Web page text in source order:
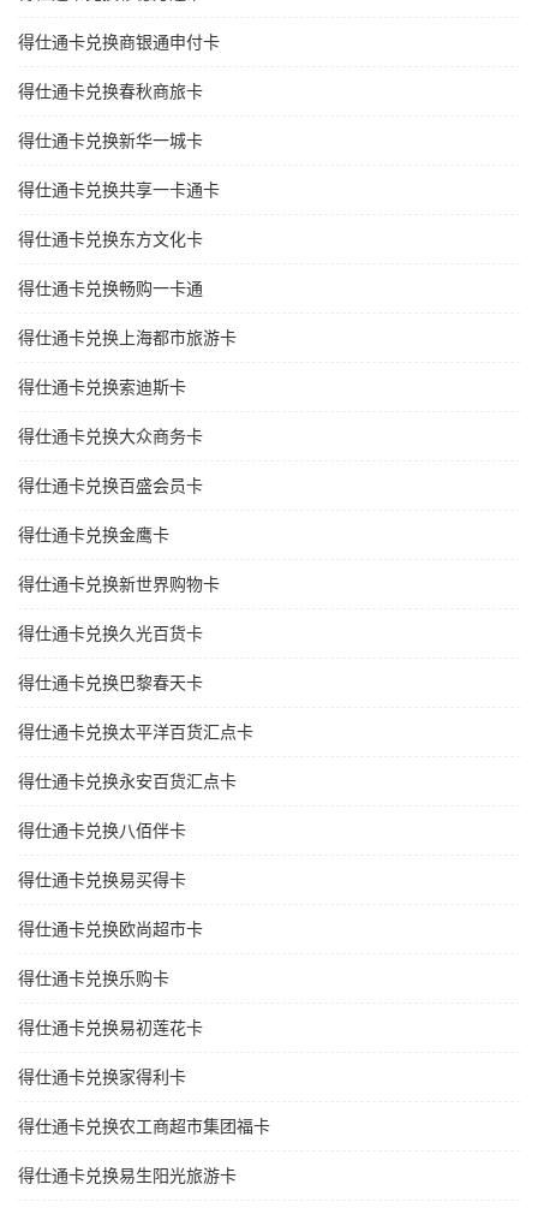
得仕通卡兑换商银通申付卡
得仕通卡兑换春秋商旅卡
得仕通卡兑换新华一城卡
得仕通卡兑换共享一卡通卡
得仕通卡兑换东方文化卡
得仕通卡兑换畅购一卡通
得仕通卡兑换上海都市旅游卡
得仕通卡兑换索迪斯卡
得仕通卡兑换大众商务卡
得仕通卡兑换百盛会员卡
得仕通卡兑换金鹰卡
得仕通卡兑换新世界购物卡
得仕通卡兑换久光百货卡
得仕通卡兑换巴黎春天卡
得仕通卡兑换太平洋百货汇点卡
得仕通卡兑换永安百货汇点卡
得仕通卡兑换八佰伴卡
得仕通卡兑换易买得卡
得仕通卡兑换欧尚超市卡
得仕通卡兑换乐购卡
得仕通卡兑换易初莲花卡
得仕通卡兑换家得利卡
得仕通卡兑换农工商超市集团福卡
得仕通卡兑换易生阳光旅游卡